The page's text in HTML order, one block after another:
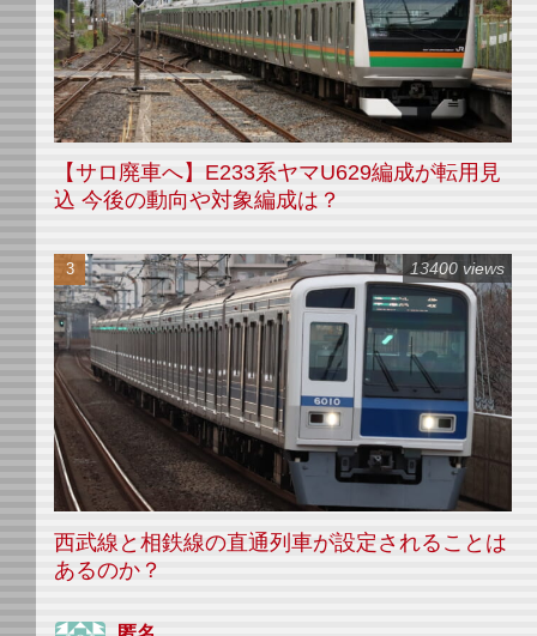
【サロ廃車へ】E233系ヤマU629編成が転用見
込 今後の動向や対象編成は？
西武線と相鉄線の直通列車が設定されることは
あるのか？
13400 views